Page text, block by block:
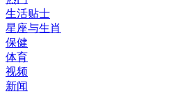
生活贴士
星座与生肖
保健
体育
视频
新闻